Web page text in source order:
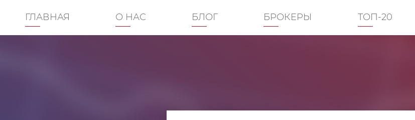
ГЛАВНАЯ О НАС БЛОГ БРОКЕРЫ ТОП-20